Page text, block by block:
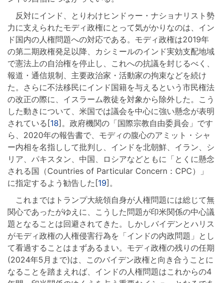
反対にインド、とりわけヒンドゥー・ナショナリスト勢
力に支えられたモディ政権にとって気がかりなのは、イン
ド国内の人権問題への対応である。モディ政権は2019年
の第二期政権発足以降、カシミールのインド実効支配地域
で憲法上の自治権を停止し、これへの抗議を封じるべく、
報道・通信規制、主要政治家・活動家の拘束などを続け
た。さらに不法移民にインド国籍を与えるという市民権法
の改正の際に、イスラーム教徒を対象から除外した。こう
した動きについて、米国では議会を中心に強い懸念が表明
されている[18]。政府機関の「国際宗教自由委員会」です
ら、2020年の報告書で、モディの腹心のアミット・シャ
ー内相を名指しして批判し、インドを北朝鮮、イラン、シ
リア、パキスタン、中国、ロシアなどともに「とくに懸念
される国（Countries of Particular Concern：CPC）」
に指定するよう勧告した[19]。
これまではトランプ大統領自身が人権問題には総じて無
関心であったがゆえに、こうした問題が印米関係の中心議
題となることは回避されてきた。しかしバイデンとハリス
がモディ政権の人権侵害行為を「インドの内政問題」とし
て看過することはまずあるまい。モディ政権の残りの任期
(2024年5月まで)は、このバイデン政権と向き合うことに
なることを踏まえれば、インドの人権問題はこれからの4